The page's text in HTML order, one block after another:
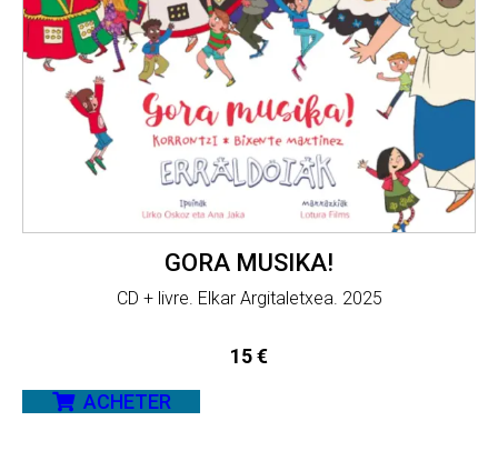
GORA MUSIKA!
CD + livre. Elkar Argitaletxea. 2025
15€
ACHETER